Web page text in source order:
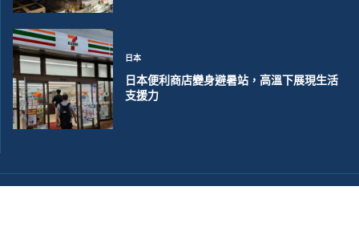
日本
日本便利商店變身避暑站，高溫下展現生活
支援力